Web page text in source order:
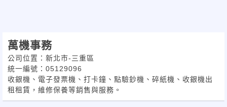
萬機事務
公司位置：新北市-三重區
統一編號：05129096
收銀機、電子發票機、打卡鐘、點驗鈔機、碎紙機、收銀機出
租租賃，維修保養等銷售與服務。